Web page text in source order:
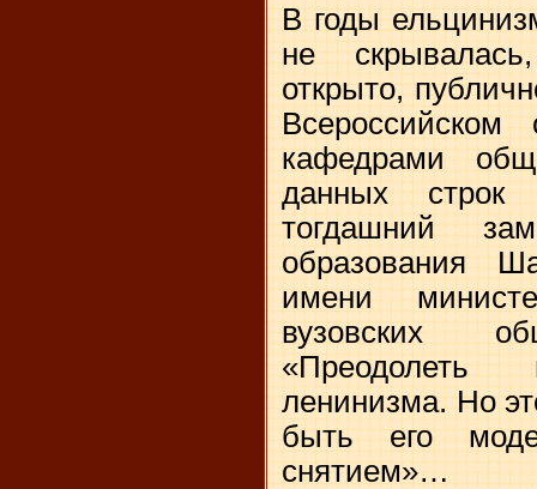
В годы
не
открыто,
кафедрами
данных строк
тогдашний
образования
имени
вузовских
«Преодолеть
ленинизма. Но
быть его
снятием»…